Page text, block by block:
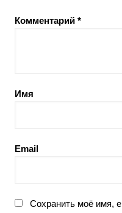
Комментарий *
Имя
Email
Сохранить моё имя,